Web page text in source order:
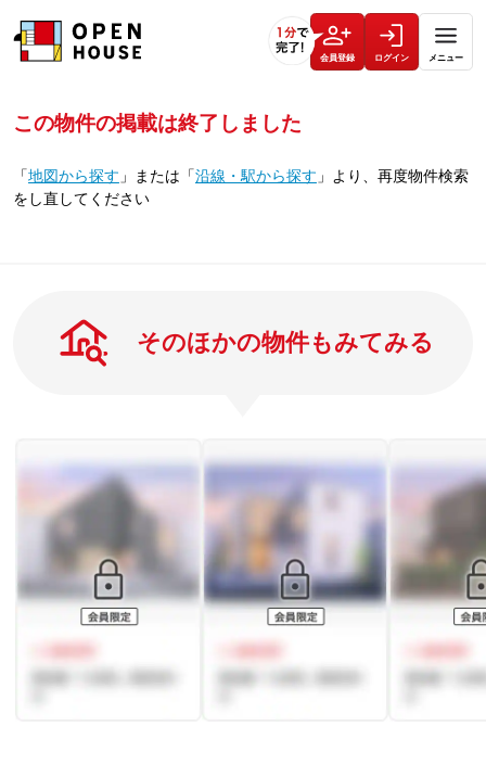
会員登録 ログイン メニュー
この物件の掲載は終了しました
「地図から探す 」 または 「沿線・駅から探す 」 より、再度物件検索
をし直してください
そのほかの物件もみてみる